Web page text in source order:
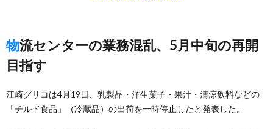
物流センターの業務混乱、5月中旬の再開
目指す
江崎グリコは4月19日、乳製品・洋生菓子・果汁・清涼飲料などの
「チルド食品」（冷蔵品）の出荷を一時停止したと発表した。